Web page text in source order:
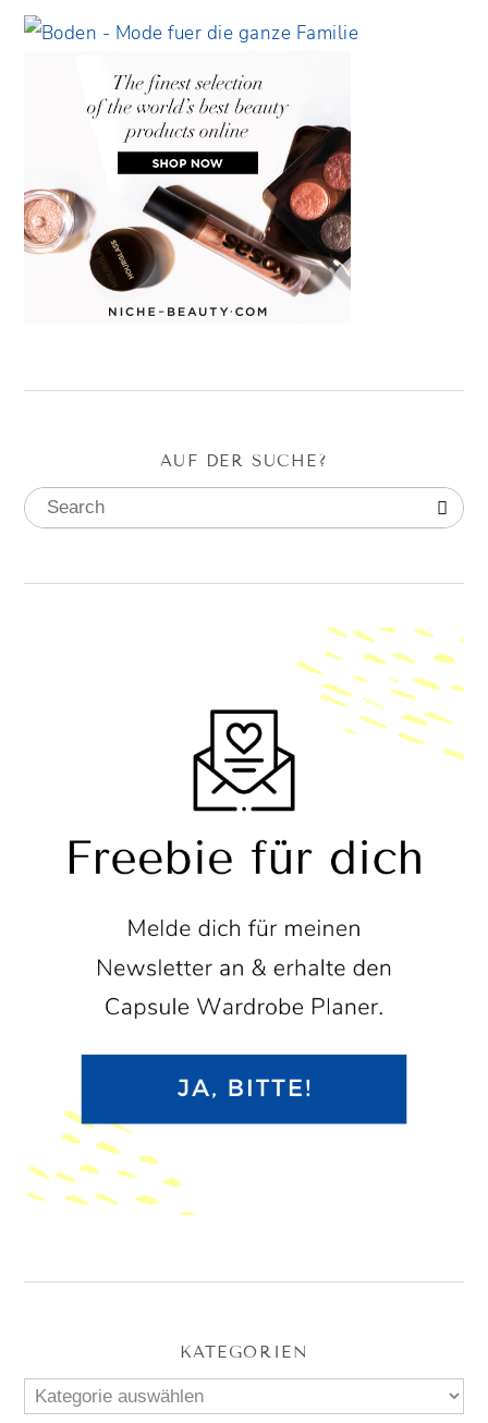
AUF DER SUCHE?
KATEGORIEN